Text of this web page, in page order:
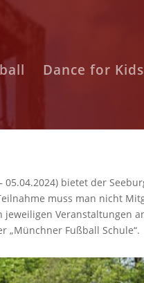
Dance for Kids
05.04.2024) bietet der
muss man nicht
jeweiligen Veranstaltungen
„Münchner Fußball Schule“.